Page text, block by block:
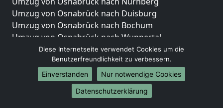
Umzug von Osnabrück nach Duisburg
Umzug von Osnabrück nach Bochum
Umzug von Osnabrück nach Wuppertal
Umzug von Osnabrück nach Bielefeld
Umzug von Osnabrück nach Bonn
Umzug von Osnabrück nach Münster
Internationale-Umzüge
Diese Internetseite verwendet Cookies um die
Benutzerfreundlichkeit zu verbessern.
Einverstanden
Nur notwendige Cookies
Datenschutzerklärung